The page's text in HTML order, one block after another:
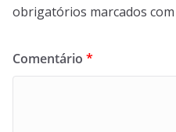
obrigatórios marcados com
Comentário *